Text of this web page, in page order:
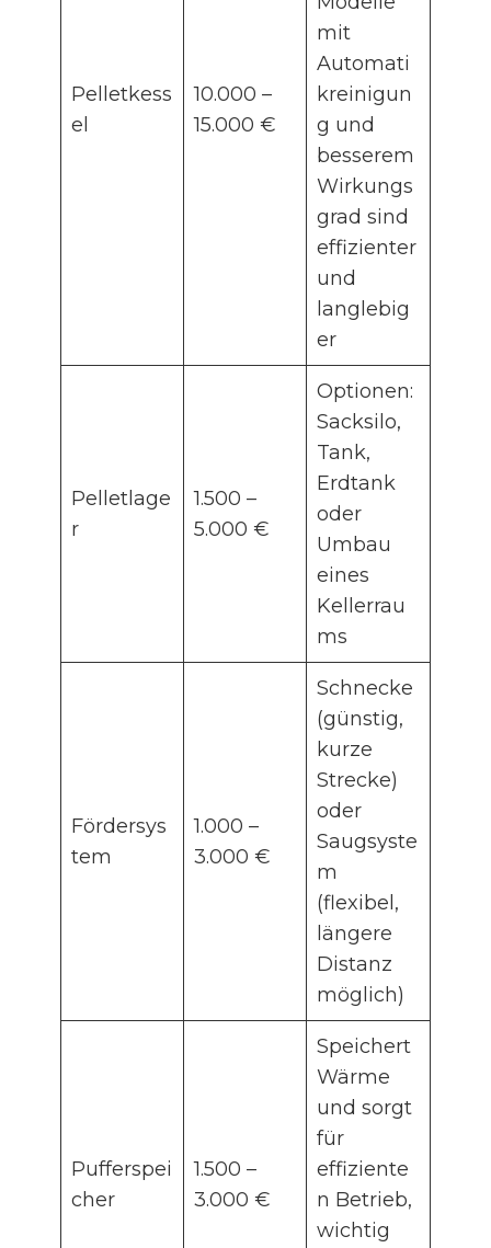
Pelletkess
el
10.000 –
15.000 €
mit
Automati
kreinigun
g und
besserem
Wirkungs
grad sind
effizienter
und
langlebig
er
Pelletlage
r
1.500 –
5.000 €
Optionen:
Sacksilo,
Tank,
Erdtank
oder
Umbau
eines
Kellerrau
ms
Fördersys
tem
1.000 –
3.000 €
Schnecke
(günstig,
kurze
Strecke)
oder
Saugsyste
m
(flexibel,
längere
Distanz
möglich)
Pufferspei
cher
1.500 –
3.000 €
Speichert
Wärme
und sorgt
für
effiziente
n Betrieb,
wichtig